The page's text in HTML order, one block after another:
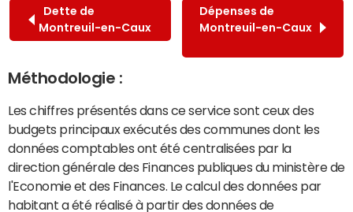
Dette de
Montreuil-en-Caux
Dépenses de
Montreuil-en-Caux
Méthodologie :
Les chiffres présentés dans ce service sont ceux des
budgets principaux exécutés des communes dont les
données comptables ont été centralisées par la
direction générale des Finances publiques du ministère de
l'Economie et des Finances. Le calcul des données par
habitant a été réalisé à partir des données de